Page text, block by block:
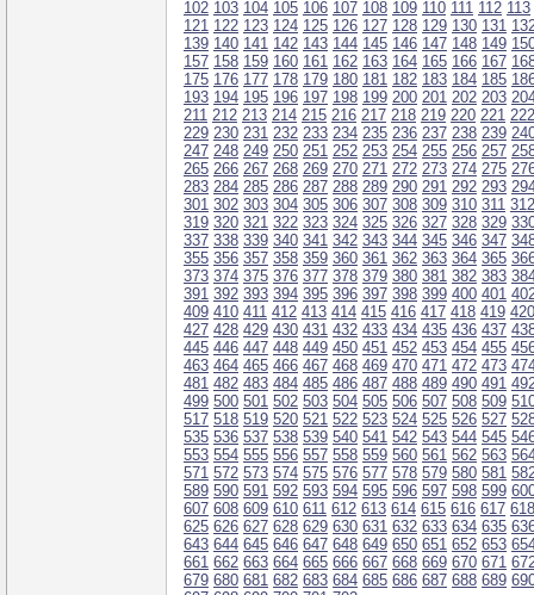
102 103 104 105 106 107 108 109 110 111 112 113
121 122 123 124 125 126 127 128 129 130 131
139 140 141 142 143 144 145 146 147 148 149
157 158 159 160 161 162 163 164 165 166 167
175 176 177 178 179 180 181 182 183 184 185
193 194 195 196 197 198 199 200 201 202 203
211 212 213 214 215 216 217 218 219 220 221 222
229 230 231 232 233 234 235 236 237 238 239
247 248 249 250 251 252 253 254 255 256 257
265 266 267 268 269 270 271 272 273 274 275
283 284 285 286 287 288 289 290 291 292 293
301 302 303 304 305 306 307 308 309 310 311 312
319 320 321 322 323 324 325 326 327 328 329
337 338 339 340 341 342 343 344 345 346 347
355 356 357 358 359 360 361 362 363 364 365
373 374 375 376 377 378 379 380 381 382 383
391 392 393 394 395 396 397 398 399 400 401
409 410 411 412 413 414 415 416 417 418 419 420
427 428 429 430 431 432 433 434 435 436 437
445 446 447 448 449 450 451 452 453 454 455
463 464 465 466 467 468 469 470 471 472 473
481 482 483 484 485 486 487 488 489 490 491
499 500 501 502 503 504 505 506 507 508 509
517 518 519 520 521 522 523 524 525 526 527
535 536 537 538 539 540 541 542 543 544 545
553 554 555 556 557 558 559 560 561 562 563
571 572 573 574 575 576 577 578 579 580 581
589 590 591 592 593 594 595 596 597 598 599
607 608 609 610 611 612 613 614 615 616 617 618
625 626 627 628 629 630 631 632 633 634 635
643 644 645 646 647 648 649 650 651 652 653
661 662 663 664 665 666 667 668 669 670 671
679 680 681 682 683 684 685 686 687 688 689